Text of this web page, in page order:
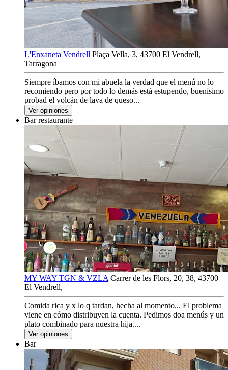
L'Enxaneta Vendrell Plaça Vella, 3, 43700 El Vendrell,
Tarragona
Siempre íbamos con mi abuela la verdad que el menú no lo
recomiendo pero por todo lo demás está estupendo, buenísimo
probad el volcán de lava de queso...
Ver opiniones
Bar restaurante
MY WAY TGN & VZLA Carrer de les Flors, 20, 38, 43700
El Vendrell,
Comida rica y x lo q tardan, hecha al momento... El problema
viene en cómo distribuyen la cuenta. Pedimos doa menús y un
plato combinado para nuestra hija....
Ver opiniones
Bar